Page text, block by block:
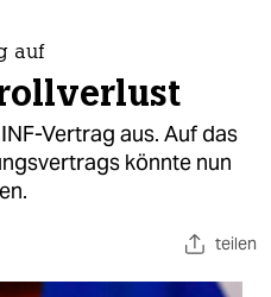
auf
Vertrag aus. Auf das
könnte nun
teilen